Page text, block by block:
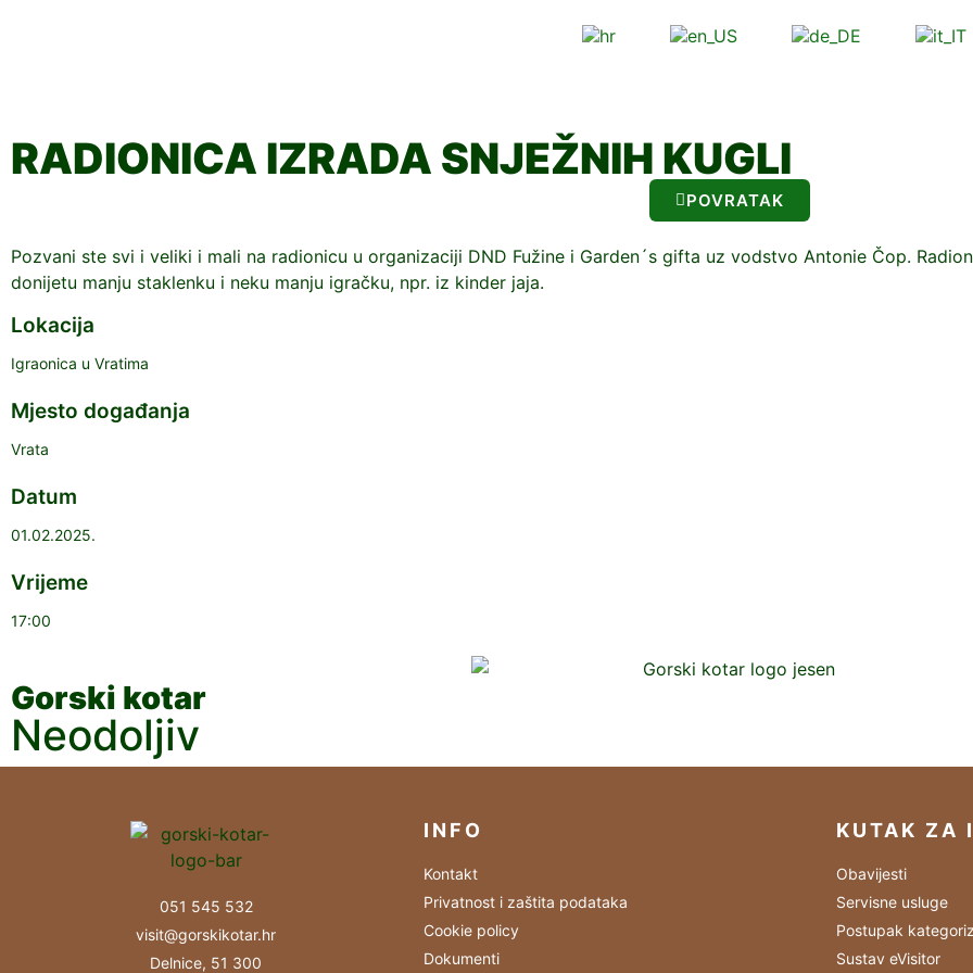
RADIONICA IZRADA SNJEŽNIH KUGLI
POVRATAK
Pozvani ste svi i veliki i mali na radionicu u organizaciji DND Fužine i Garden´s gifta uz vodstvo Antonie Čop.
donijetu manju staklenku i neku manju igračku, npr. iz kinder jaja.
Lokacija
Igraonica u Vratima
Mjesto događanja
Vrata
Datum
01.02.2025.
Vrijeme
17:00
Gorski kotar
Neodoljiv
051 545 532
visit@gorskikotar.hr
Delnice, 51 300
INFO
Kontakt
Privatnost i zaštita podataka
Cookie policy
Dokumenti
KUTAK ZA
Obavijesti
Servisne usluge
Postupak
Sustav eVisitor